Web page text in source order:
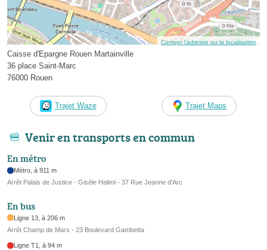
Corriger l’adresse ou la localisation
Caisse d'Epargne Rouen Martainville
36 place Saint-Marc
76000 Rouen
Trajet Waze Trajet Maps
Venir en transports en commun
En métro
Métro, à 911 m
Arrêt Palais de Justice - Gisèle Halimi - 37 Rue Jeanne d'Arc
En bus
Ligne 13, à 206 m
Arrêt Champ de Mars - 23 Boulevard Gambetta
Ligne T1, à 94 m